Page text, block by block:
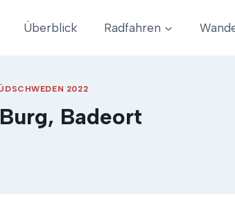
Überblick Radfahren
2022
Badeort